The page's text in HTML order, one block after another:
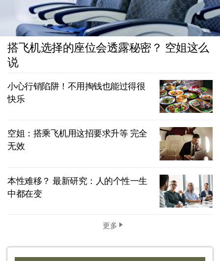
搭飞机选择的座位会透露秘密？ 空姐这么
说
小心行销陷阱！不用掏钱也能过得很
快乐
空姐：搭乘飞机用这招要求升等 完全
无效
本性难移？ 最新研究：人的个性一生
中都在变
更多